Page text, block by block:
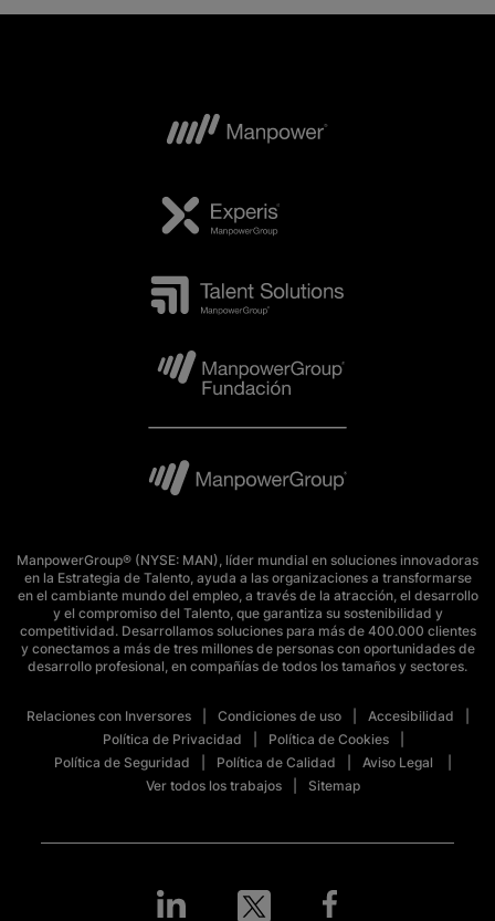
ManpowerGroup® (NYSE: MAN), líder mundial en soluciones innovadoras
en la Estrategia de Talento, ayuda a las organizaciones a transformarse
en el cambiante mundo del empleo, a través de la atracción, el desarrollo
y el compromiso del Talento, que garantiza su sostenibilidad y
competitividad. Desarrollamos soluciones para más de 400.000 clientes
y conectamos a más de tres millones de personas con oportunidades de
desarrollo profesional, en compañías de todos los tamaños y sectores.
Relaciones con Inversores Condiciones de uso
Accesibilidad
Política de Privacidad
Política de Cookies
Política de Seguridad
Política de Calidad
Aviso Legal
Ver todos los trabajos
Sitemap